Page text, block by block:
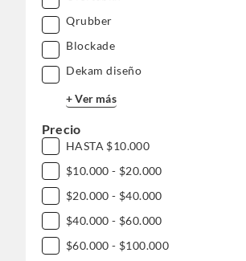
Qrubber
Blockade
Dekam diseño
+ Ver más
Precio
HASTA $10.000
$10.000 - $20.000
$20.000 - $40.000
$40.000 - $60.000
$60.000 - $100.000